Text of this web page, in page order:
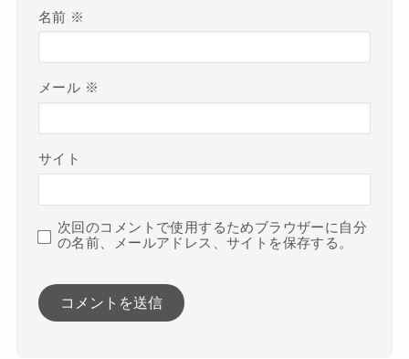
名前 ※
メール ※
サイト
次回のコメントで使用するためブラウザーに自分
の名前、メールアドレス、サイトを保存する。